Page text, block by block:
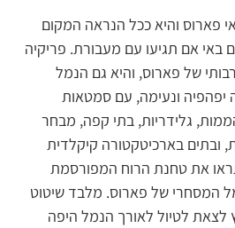
פארוס והיא ככל הנראה המקום
באי אם תגיעו עם מעבורת. פריקיה
של פארוס, והיא גם הנמל
יפהפיה ונעימה, עם סמטאות
גלידריות, בתי קפה, מבחר
ובתים בארכיטקטורה קיקלדית
את טחנת הרוח המפורסמת
המסחרי של פארוס. מלבד שיטוט
לטיול לאורך הנמל היפה